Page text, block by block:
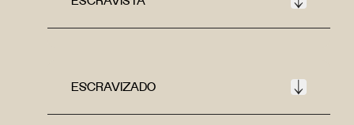
ESCRAVIZADO